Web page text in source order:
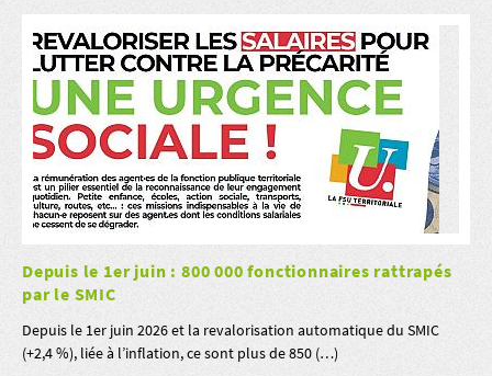
Depuis le 1er juin : 800 000 fonctionnaires rattrapés
par le SMIC
Depuis le 1er juin 2026 et la revalorisation automatique du SMIC
(+2,4 %), liée à l’inflation, ce sont plus de 850 (…)